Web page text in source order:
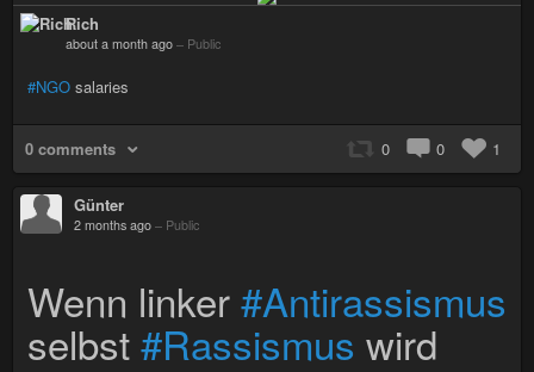
Rich
about a month ago – Public
#NGO salaries
0 comments 0 0 1
Günter
2 months ago – Public
Wenn linker#Antirassismus
selbst#Rassismus wird